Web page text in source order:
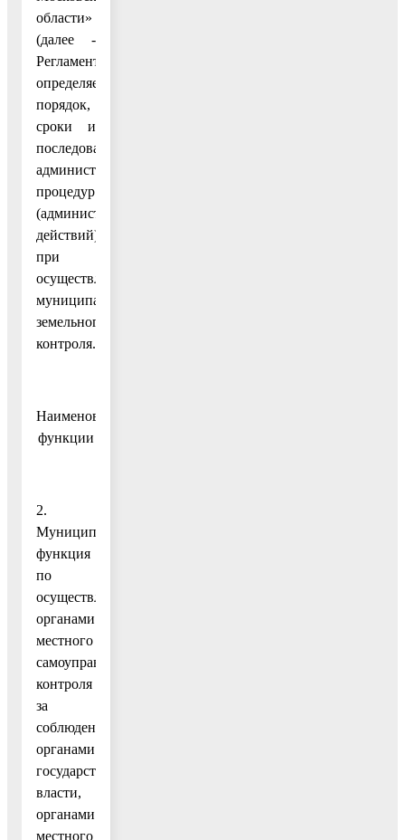
области»
(далее -
Регламент)
определяет
порядок,
сроки и
последовательность
административных
процедур
(административных
действий)
при
осуществлении
муниципального
земельного
контроля.
Наименование
функции
2.
Муниципальная
функция
по
осуществлению
органами
местного
самоуправления
контроля
за
соблюдением
органами
государственной
власти,
органами
местного